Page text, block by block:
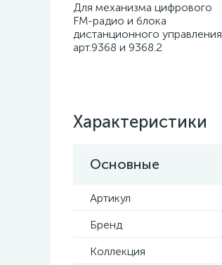
Для механизма цифрового
FM-радио и блока
дистанционного управления
арт.9368 и 9368.2
Характеристики
Основные
Артикул
Бренд
Коллекция